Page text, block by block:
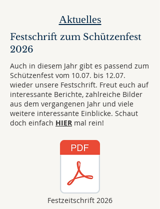
Aktuelles
Festschrift zum Schützenfest
2026
Auch in diesem Jahr gibt es passend zum
Schützenfest vom 10.07. bis 12.07.
wieder unsere Festschrift. Freut euch auf
interessante Berichte, zahlreiche Bilder
aus dem vergangenen Jahr und viele
weitere interessante Einblicke. Schaut
doch einfach HIER mal rein!
Festzeitschrift 2026